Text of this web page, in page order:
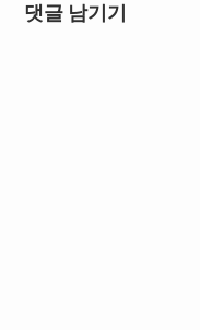
댓글 남기기